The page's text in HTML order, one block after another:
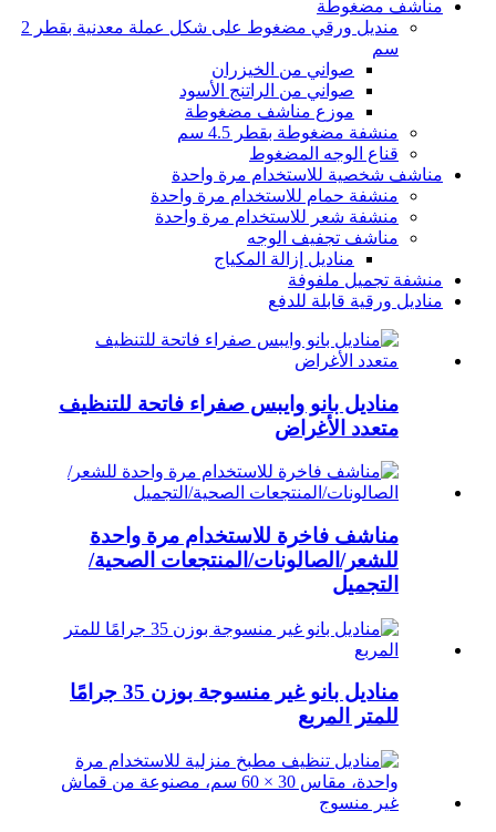
مناشف مضغوطة
منديل ورقي مضغوط على شكل عملة معدنية بقطر 2
سم
صواني من الخيزران
صواني من الراتنج الأسود
موزع مناشف مضغوطة
منشفة مضغوطة بقطر 4.5 سم
قناع الوجه المضغوط
مناشف شخصية للاستخدام مرة واحدة
منشفة حمام للاستخدام مرة واحدة
منشفة شعر للاستخدام مرة واحدة
مناشف تجفيف الوجه
مناديل إزالة المكياج
منشفة تجميل ملفوفة
مناديل ورقية قابلة للدفع
مناديل بانو وايبس صفراء فاتحة للتنظيف
متعدد الأغراض
مناشف فاخرة للاستخدام مرة واحدة
للشعر/الصالونات/المنتجعات الصحية/
التجميل
مناديل بانو غير منسوجة بوزن 35 جرامًا
للمتر المربع